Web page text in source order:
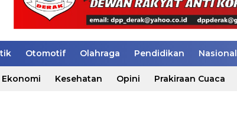
Otomotif Olahraga Pendidikan Nasional
Ekonomi Kesehatan Opini Prakiraan Cuaca